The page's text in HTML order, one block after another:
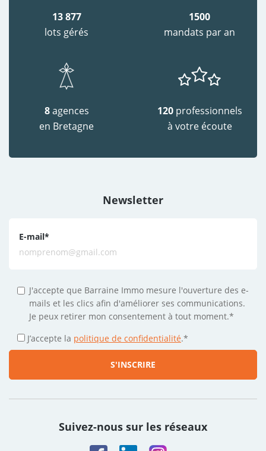
13 877
lots gérés
1500
mandats par an
8agences
en Bretagne
120 professionnels
à votre écoute
Newsletter
E-mail*
J'accepte que Barraine Immo mesure l'ouverture des e-
mails et les clics afin d'améliorer ses communications.
Je peux retirer mon consentement à tout moment.*
J’accepte la politique de confidentialité.*
Suivez-nous sur les réseaux